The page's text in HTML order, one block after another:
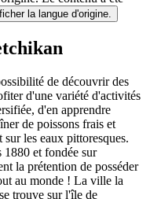
la langue d'origine.
de découvrir des
d'une variété d'activités
d'en apprendre
de poissons frais et
les eaux pittoresques.
1880 et fondée sur
la prétention de posséder
au monde ! La ville la
trouve sur l'île de